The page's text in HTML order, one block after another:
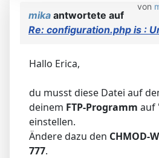
von
mika antwortete auf
Re: configuration.php is :
Hallo Erica,
du musst diese Datei auf
deinem FTP-Programm auf
einstellen.
Ändere dazu den CHMOD-
777.